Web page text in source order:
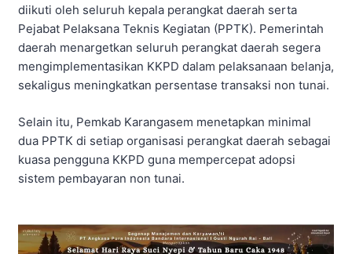
diikuti oleh seluruh kepala perangkat daerah serta
Pejabat Pelaksana Teknis Kegiatan (PPTK). Pemerintah
daerah menargetkan seluruh perangkat daerah segera
mengimplementasikan KKPD dalam pelaksanaan belanja,
sekaligus meningkatkan persentase transaksi non tunai.
Selain itu, Pemkab Karangasem menetapkan minimal
dua PPTK di setiap organisasi perangkat daerah sebagai
kuasa pengguna KKPD guna mempercepat adopsi
sistem pembayaran non tunai.